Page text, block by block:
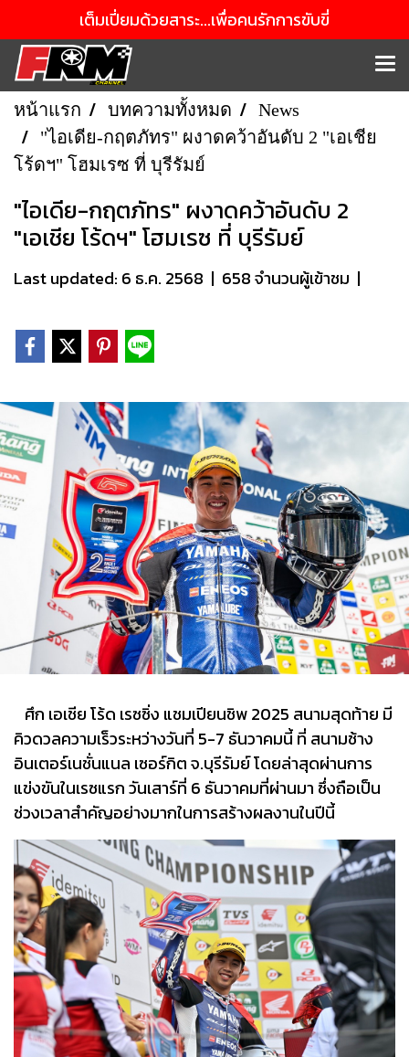
เต็มเปี่ยมด้วยสาระ...เพื่อคนรักการขับขี่
หน้าแรก บทความทั้งหมด
News
"ไอเดีย-กฤตภัทร" ผงาดคว้าอันดับ 2 "เอเชีย
โร้ดฯ" โฮมเรซ ที่ บุรีรัมย์
"ไอเดีย-กฤตภัทร" ผงาดคว้าอันดับ 2
"เอเชีย โร้ดฯ" โฮมเรซ ที่ บุรีรัมย์
Last updated: 6 ธ.ค. 2568 | 658 จำนวนผู้เข้าชม |
ศึก เอเชีย โร้ด เรซซิ่ง แชมเปียนชิพ 2025 สนามสุดท้าย มี
คิวดวลความเร็วระหว่างวันที่ 5-7 ธันวาคมนี้ ที่ สนามช้าง
อินเตอร์เนชั่นแนล เซอร์กิต จ.บุรีรัมย์ โดยล่าสุดผ่านการ
แข่งขันในเรซแรก วันเสาร์ที่ 6 ธันวาคมที่ผ่านมา ซึ่งถือเป็น
ช่วงเวลาสำคัญอย่างมากในการสร้างผลงานในปีนี้